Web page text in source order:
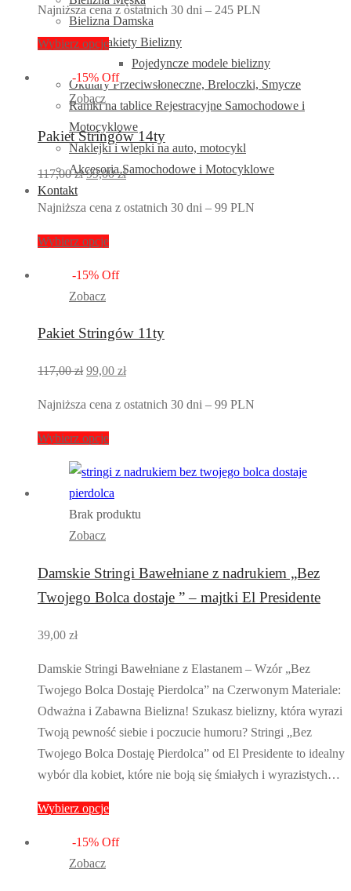
Bielizna Damska
Pakiety Bielizny
Pojedyncze modele bielizny
Okulary Przeciwsłoneczne, Breloczki, Smycze
Ramki na tablice Rejestracyjne Samochodowe i
Motocyklowe
Naklejki i wlepki na auto, motocykl
Akcesoria Samochodowe i Motocyklowe
Kontakt
wynosiła:
273,00 zł.
wynosi:
199,00 zł.
Najniższa cena z ostatnich 30 dni – 245 PLN
Wybierz opcje
-15% Off
Zobacz
Pakiet Stringów 14ty
117,00złPierwotna
wynosiła:
117,00 zł.
99,00złAktualna
wynosi:
Najniższa cena z ostatnich 30 dni – 99 PLN
Wybierz opcje
-15% Off
Zobacz
Pakiet Stringów 11ty
117,00zł Pierwotna
wynosiła:
117,00 zł.
99,00 złAktualna
wynosi:
Najniższa cena z ostatnich 30 dni – 99 PLN
Wybierz opcje
Brak produktu
Zobacz
Damskie Stringi Bawełniane z nadrukiem „Bez
Twojego Bolca dostaje ” – majtki El Presidente
39,00 zł
Damskie Stringi Bawełniane z Elastanem – Wzór „Bez
Twojego Bolca Dostaję Pierdolca” na Czerwonym Materiale:
Odważna i Zabawna Bielizna! Szukasz bielizny, która wyrazi
Twoją pewność siebie i poczucie humoru? Stringi „Bez
Twojego Bolca Dostaję Pierdolca” od El Presidente to idealny
wybór dla kobiet, które nie boją się śmiałych i wyrazistych…
Wybierz opcje
-15% Off
Zobacz